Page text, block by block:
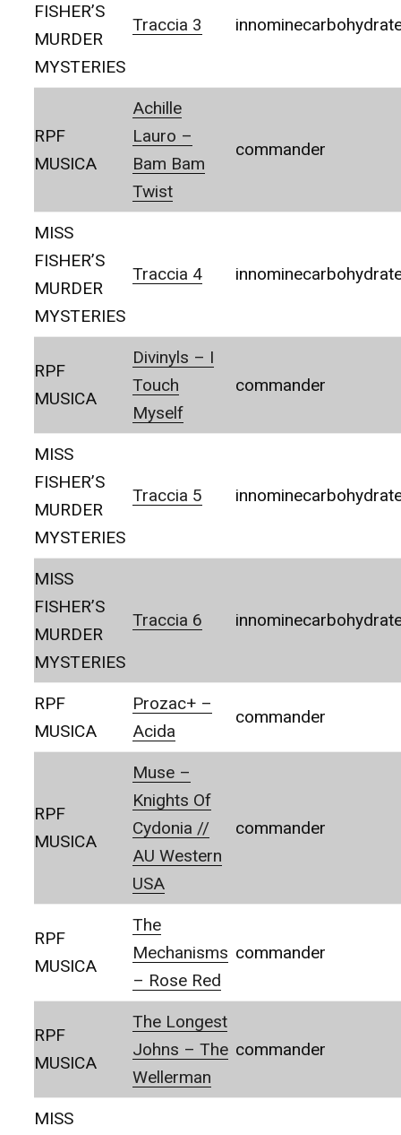
FISHER’S
MURDER
MYSTERIES
Traccia 3
RPF
MUSICA
Achille
Lauro –
Bam Bam
Twist
commander
MISS
FISHER’S
MURDER
MYSTERIES
Traccia 4
RPF
MUSICA
Divinyls – I
Touch
Myself
commander
MISS
FISHER’S
MURDER
MYSTERIES
Traccia 5
MISS
FISHER’S
MURDER
MYSTERIES
Traccia 6
RPF
MUSICA
Prozac+ –
Acida
commander
RPF
MUSICA
Muse –
Knights Of
Cydonia //
AU Western
USA
commander
RPF
MUSICA
The
Mechanisms
– Rose Red
commander
RPF
MUSICA
The Longest
Johns – The
Wellerman
commander
MISS